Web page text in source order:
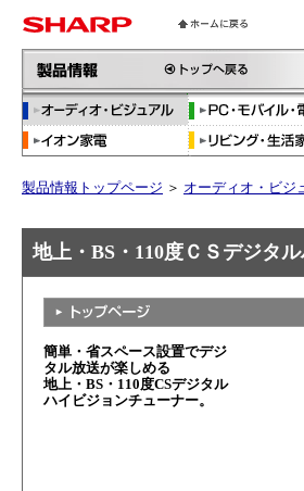
製品情報トップページ ＞ オーディオ・ビジ
地上・BS・110度ＣＳデジタ
簡単・省スペース設置でデジ
タル放送が楽しめる
地上・BS・110度CSデジタル
ハイビジョンチューナー。